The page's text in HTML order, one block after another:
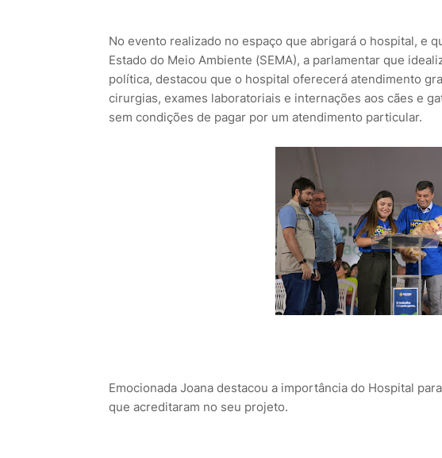
No evento realizado no espaço que abrigará o hospital, e
Estado do Meio Ambiente (SEMA), a parlamentar que
política, destacou que o hospital oferecerá atendimento
cirurgias, exames laboratoriais e internações aos cães e
sem condições de pagar por um atendimento particular.
Emocionada Joana destacou a importância do Hospital
que acreditaram no seu projeto.